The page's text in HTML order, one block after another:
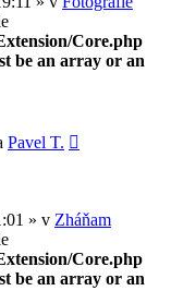
Core.php
be an array or an
Pavel T.
» v Zháňam
Core.php
be an array or an